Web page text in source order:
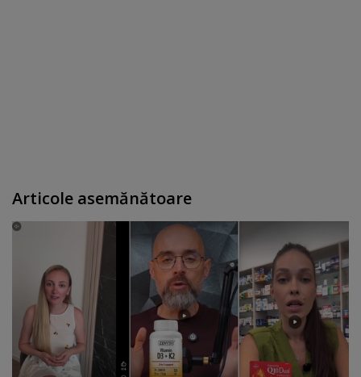
Articole asemănătoare